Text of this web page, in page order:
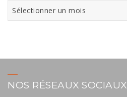
Sélectionner un mois
NOS RÉSEAUX SOCIAUX